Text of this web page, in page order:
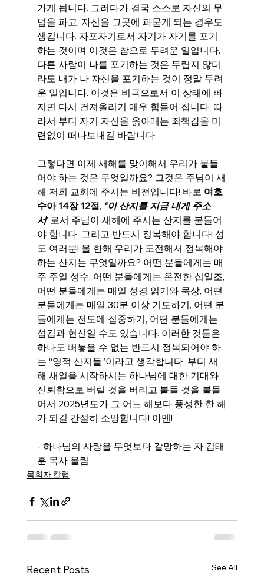
가게 됩니다. 그러다가 결국 스스로 자신의 무
덤을 파고, 자신을 그곳에 파묻게 되는 경우도
생깁니다. 자포자기로서 자기가 자기를 포기
하는 것이며 이것은 참으로 두려운 일입니다.
다른 사람이 나를 포기하는 것은 두렵지 않더
라도 내가 나 자신을 포기하는 것이 정말 두려
운 일입니다. 이것은 비극으로서 이 상태에 빠
지면 다시 건져올리기 매우 힘들어 집니다. 따
라서 부디 자기 자신을 옭아매는 죄책감을 미
련없이 떠나보내길 바랍니다.
그렇다면 이제 새해를 맞이해서 우리가 붙들
어야 하는 것은 무엇일까요? 그것은 주님이 새
해 저희 교회에 주시는 비전입니다! 바로 여호
수아 14장 12절, “이 산지를 지금 내게 주소
서”로서 주님이 새해에 주시는 산지를 붙들어
야 합니다. 그리고 반드시 정복해야 합니다! 성
도 여러분! 올 한해 우리가 도전해서 정복해야
하는 산지는 무엇일까요? 어떤 분들에게는 매
주 주일 성수, 어떤 분들에게는 온전한 십일조,
어떤 분들에게는 매일 성경 읽기와 묵상, 어떤
분들에게는 매일 30분 이상 기도하기, 어떤 분
들에게는 전도에 집중하기, 어떤 분들에게는
섬김과 헌신일 수도 있습니다. 이러한 것들은
하나도 빼놓을 수 없는 반드시 정복되어야 하
는 “영적 산지들”이라고 생각합니다. 부디 새
해 새일을 시작하시는 하나님에 대한 기대와
신뢰함으로 버릴 것을 버리고 붙들 것을 붙들
어서 2025년도가 그 어느 해보다 풍성한 한 해
가 되길 간절히 소망합니다! 아멘!
- 하나님의 사랑을 무엇보다 갈망하는 자 김태
훈 목사 올림
목회자 칼럼
Recent Posts See All